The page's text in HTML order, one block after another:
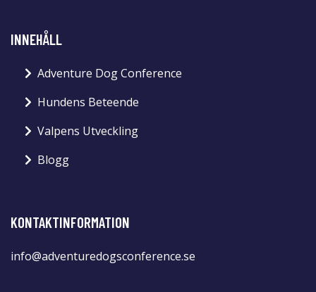
INNEHÅLL
Adventure Dog Conference
Hundens Beteende
Valpens Utveckling
Blogg
KONTAKTINFORMATION
info@adventuredogsconference.se